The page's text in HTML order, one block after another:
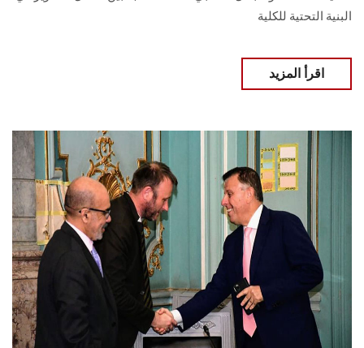
البنية التحتية للكلية
اقرأ المزيد